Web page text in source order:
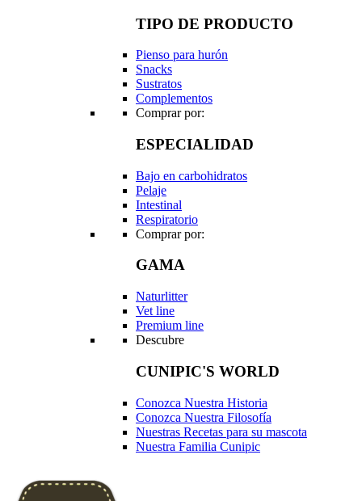
TIPO DE PRODUCTO
Pienso para hurón
Snacks
Sustratos
Complementos
Comprar por:
ESPECIALIDAD
Bajo en carbohidratos
Pelaje
Intestinal
Respiratorio
Comprar por:
GAMA
Naturlitter
Vet line
Premium line
Descubre
CUNIPIC'S WORLD
Conozca Nuestra Historia
Conozca Nuestra Filosofía
Nuestras Recetas para su mascota
Nuestra Familia Cunipic